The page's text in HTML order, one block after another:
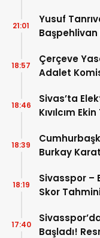
Yusuf
Başpehlivan
21:01
Çerçeve
Adalet
18:57
Sivas’ta
Kıvılcım
18:46
Burkay
18:39
Sivasspor –
Skor
18:19
Başladı!
17:40